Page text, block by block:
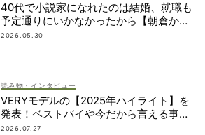
40代で小説家になれたのは結婚、就職も
予定通りにいかなかったから【朝倉かす
みさん】
2026.05.30
読み物・インタビュー
VERYモデルの【2025年ハイライト】を
発表！ベストバイや今だから言える事件
簿も大公開
2026.07.27